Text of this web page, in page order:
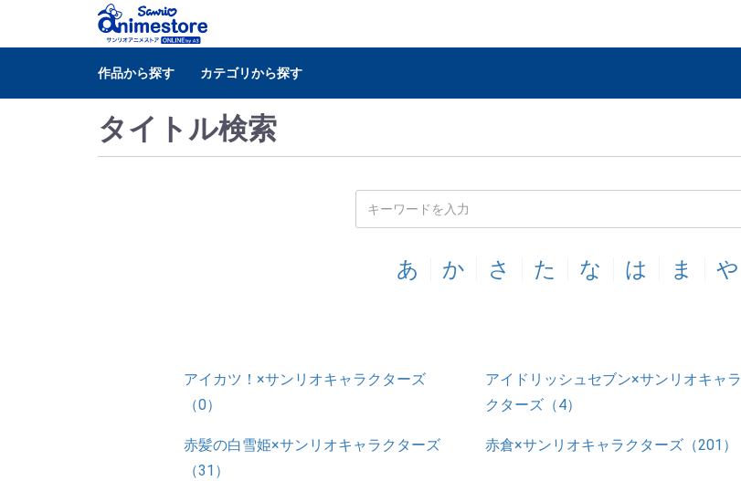
作品から探す カテゴリから探す
タイトル検索
あ か さ た な は ま や
アイカツ！×サンリオキャラクターズ
（0）
アイドリッシュセブン×サンリオキャラ
クターズ（4）
赤髪の白雪姫×サンリオキャラクターズ
（31）
赤倉×サンリオキャラクターズ（201）